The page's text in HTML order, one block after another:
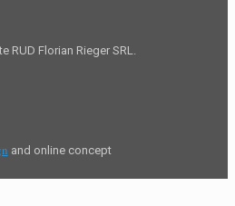
Florian Rieger SRL.
and online concept